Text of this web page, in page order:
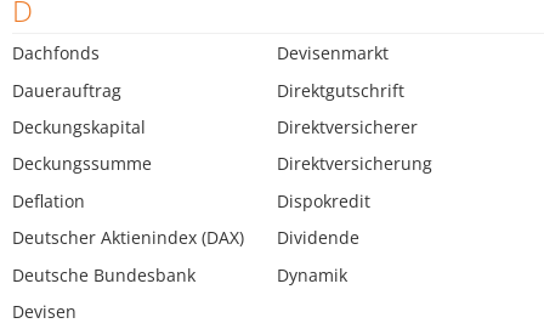
D
Dachfonds
Dauerauftrag
Deckungskapital
Deckungssumme
Deflation
Deutscher Aktienindex (DAX)
Deutsche Bundesbank
Devisen
Devisenmarkt
Direktgutschrift
Direktversicherer
Direktversicherung
Dispokredit
Dividende
Dynamik